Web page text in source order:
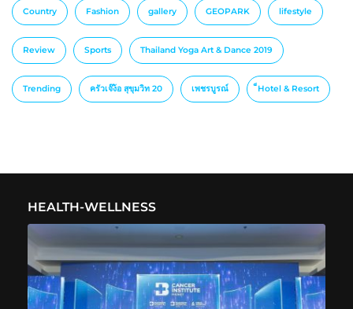
Country Fashion gallery GEOPARK lifestyle
Review Sports Thailand Yoga Art & Dance 2019
Trending ครัวเจ๊ง้อ สุขุมวิท 20 เพชรบูรณ์ ็Hotel & Resort
HEALTH-WELLNESS